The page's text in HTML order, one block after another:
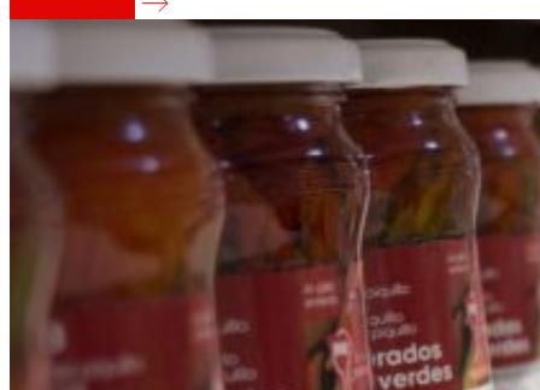
Así somos
Todo nuestro ADN: un viaje por la misión, la
Cooperativa
Somos por y para las personas. Descubre